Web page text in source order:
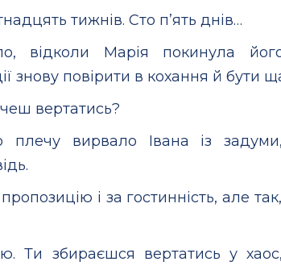
тижнів. Сто п’ять днів…
відколи Марія покинула
знову повірити в кохання й бути
вертатись?
вирвало Івана із
і за гостинність, але
Ти збираєшся вертатись у